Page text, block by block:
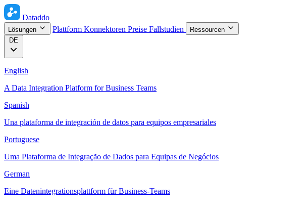
Dataddo
Lösungen Plattform Konnektoren Preise Fallstudien
Ressourcen
DE
English
A Data Integration Platform for Business Teams
Spanish
Una plataforma de integración de datos para equipos empresariales
Portuguese
Uma Plataforma de Integração de Dados para Equipas de Negócios
German
Eine Datenintegrationsplattform für Business-Teams